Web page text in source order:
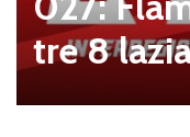
ssi è il
el club